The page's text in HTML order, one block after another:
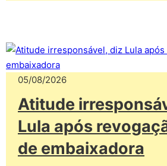
05/08/2026
Atitude
Lula após
de embaixadora